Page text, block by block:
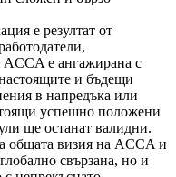
е резултат от
ACCA е ангажирана с
и бъдещи
в напредъка или
успешно положени
ще останат валидни.
общата визия на ACCA и
свързана, но и